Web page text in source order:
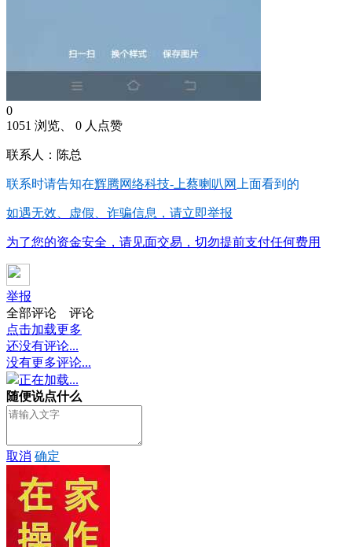
0
1051 浏览、 0 人点赞
联系人：陈总
联系时请告知在辉腾网络科技-上蔡喇叭网 上面看到的
如遇无效、虚假、诈骗信息，请立即举报
为了您的资金安全，请见面交易，切勿提前支付任何费用
举报
全部评论
评论
点击加载更多
还没有评论...
没有更多评论...
正在加载...
随便说点什么
取消 确定